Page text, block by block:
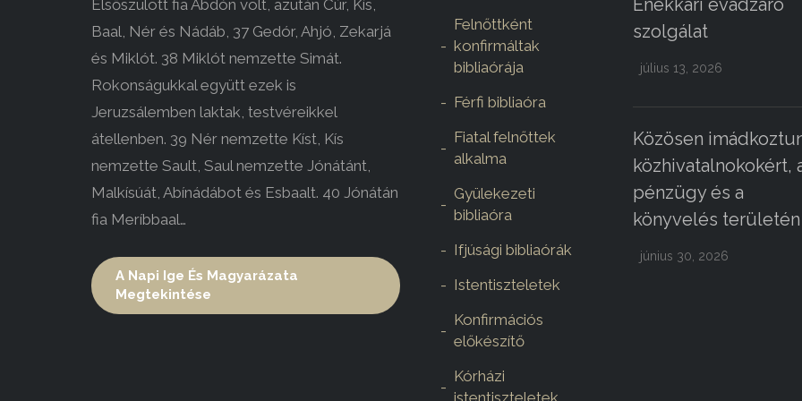
Elsőszülött fia Abdón volt, azután Cúr, Kís,
Baal, Nér és Nádáb, 37 Gedór, Ahjó, Zekarjá
és Miklót. 38 Miklót nemzette Simát.
Rokonságukkal együtt ezek is
Jeruzsálemben laktak, testvéreikkel
átellenben. 39 Nér nemzette Kíst, Kís
nemzette Sault, Saul nemzette Jónátánt,
Malkísúát, Abínádábot és Esbaalt. 40 Jónátán
fia Meríbbaal…
A Napi Ige És Magyarázata
Megtekintése
Felnőttként
konfirmáltak
bibliaórája
Férfi bibliaóra
Fiatal felnőttek
alkalma
Gyülekezeti
bibliaóra
Ifjúsági bibliaórák
Istentiszteletek
Konfirmációs
előkészítő
Kórházi
Énekkari évadzáró
szolgálat
július 13, 2026
Közösen
közhivatalnokokért,
pénzügy és a
könyvelés területén
június 30, 2026